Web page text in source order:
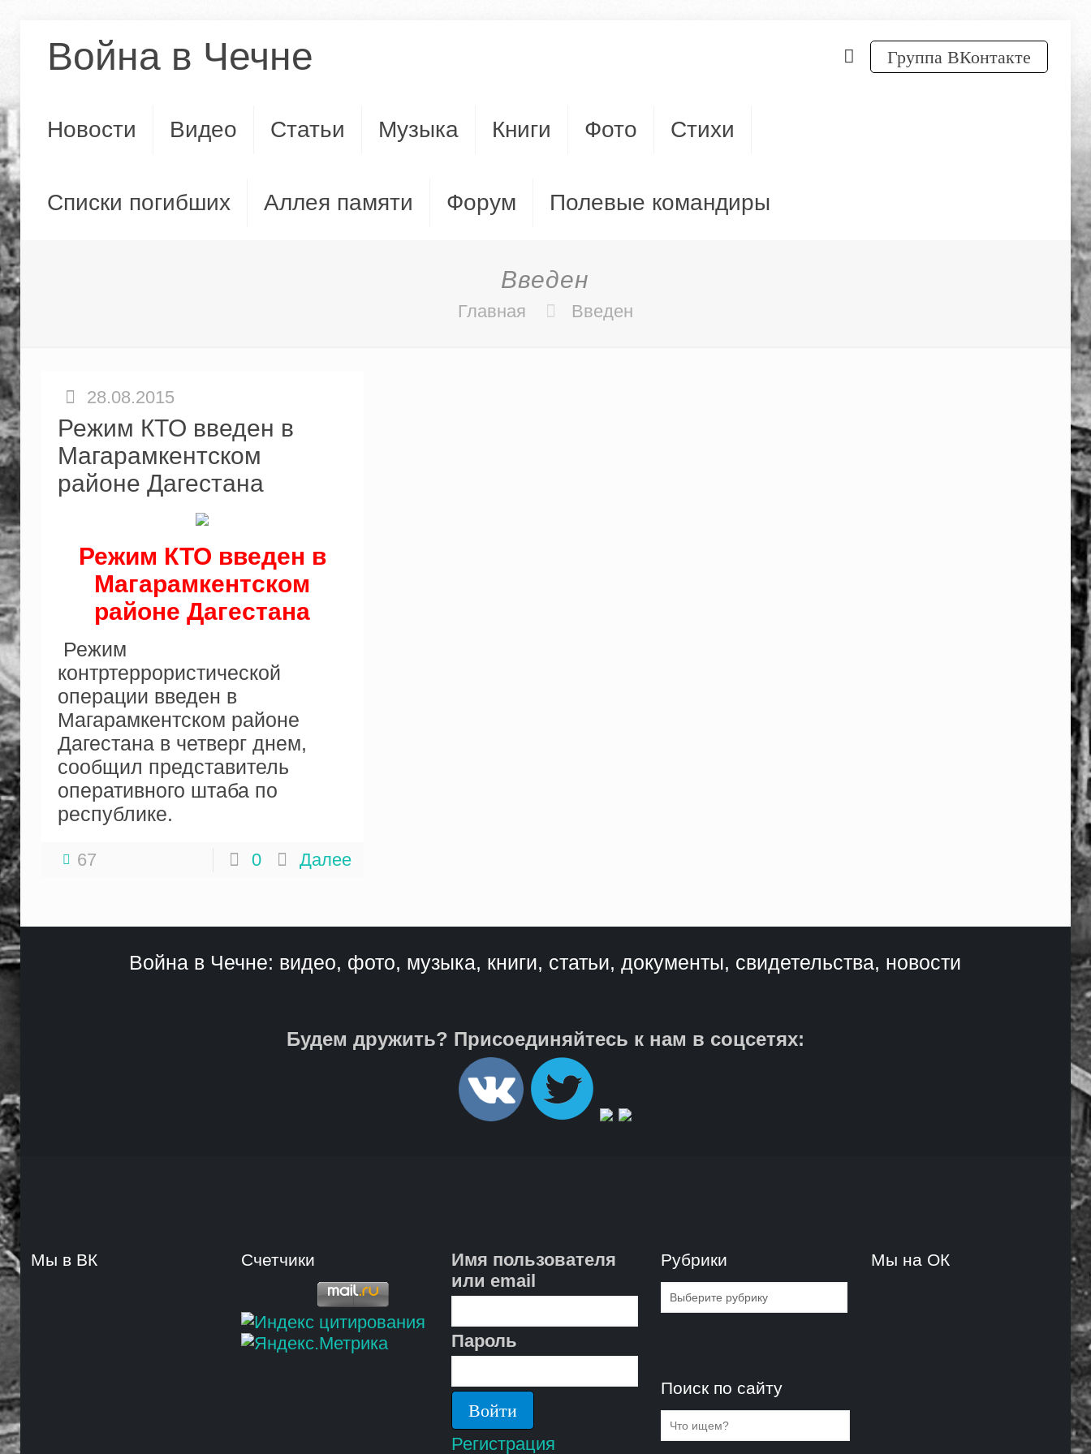
Война в Чечне
Новости Видео Статьи Музыка Книги Фото Стихи
Списки погибших Аллея памяти Форум Полевые командиры
Группа ВКонтакте
Введен
Главная Введен
28.08.2015
Режим КТО введен в
Магарамкентском
районе Дагестана
Режим КТО введен в
Магарамкентском
районе Дагестана
Режим
контртеррористической
операции введен в
Магарамкентском районе
Дагестана в четверг днем,
сообщил представитель
оперативного штаба по
республике.
67 0 Далее
Война в Чечне: видео, фото, музыка, книги, статьи, документы, свидетельства, новости
Будем дружить? Присоединяйтесь к нам в соцсетях:
Мы в ВК Счетчики
Имя пользователя
или email
Пароль
Регистрация
Рубрики
Рубрики
Поиск по сайту
Мы на ОК